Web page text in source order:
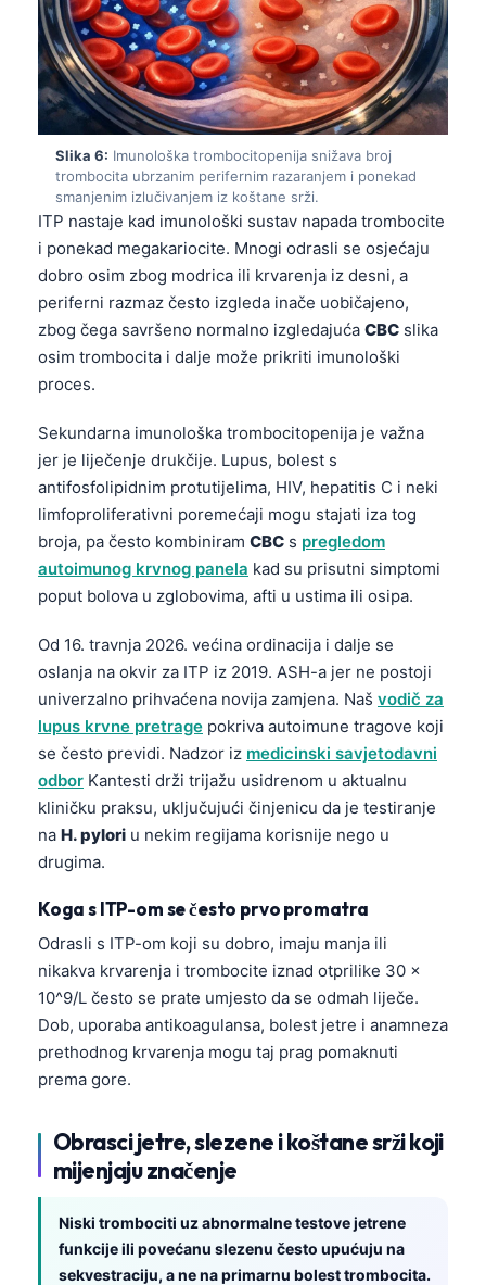
Slika 6: Imunološka trombocitopenija snižava broj
trombocita ubrzanim perifernim razaranjem i ponekad
smanjenim izlučivanjem iz koštane srži.
ITP nastaje kad imunološki sustav napada trombocite
i ponekad megakariocite. Mnogi odrasli se osjećaju
dobro osim zbog modrica ili krvarenja iz desni, a
periferni razmaz često izgleda inače uobičajeno,
zbog čega savršeno normalno izgledajuća CBC slika
osim trombocita i dalje može prikriti imunološki
proces.
Sekundarna imunološka trombocitopenija je važna
jer je liječenje drukčije. Lupus, bolest s
antifosfolipidnim protutijelima, HIV, hepatitis C i neki
limfoproliferativni poremećaji mogu stajati iza tog
broja, pa često kombiniram CBC s pregledom
autoimunog krvnog panela kad su prisutni simptomi
poput bolova u zglobovima, afti u ustima ili osipa.
Od 16. travnja 2026. većina ordinacija i dalje se
oslanja na okvir za ITP iz 2019. ASH-a jer ne postoji
univerzalno prihvaćena novija zamjena. Naš vodič za
lupus krvne pretrage pokriva autoimune tragove koji
se često previdi. Nadzor iz medicinski savjetodavni
odbor Kantesti drži trijažu usidrenom u aktualnu
kliničku praksu, uključujući činjenicu da je testiranje
na H. pylori u nekim regijama korisnije nego u
drugima.
Koga s ITP-om se često prvo promatra
Odrasli s ITP-om koji su dobro, imaju manja ili
nikakva krvarenja i trombocite iznad otprilike 30 ×
10^9/L često se prate umjesto da se odmah liječe.
Dob, uporaba antikoagulansa, bolest jetre i anamneza
prethodnog krvarenja mogu taj prag pomaknuti
prema gore.
Obrasci jetre, slezene i koštane srži koji
mijenjaju značenje
Niski trombociti uz abnormalne testove jetrene
funkcije ili povećanu slezenu često upućuju na
sekvestraciju, a ne na primarnu bolest trombocita.
O‘zbekcha
Català
Suomi
پښتو
සිංහල
অসমীয়া
Galego
Latviešu valoda
Македонски јазик
Euskara
Gàidhlig
Occitan
العربية المغربية
Afrikaans
ພາສາລາວ
Basa Jawa
Cebuano
ئۇيغۇرچە
Кыргызча
Беларуская мова
Esperanto
Frysk
Ślōnskŏ gŏdka
Norsk bokmål